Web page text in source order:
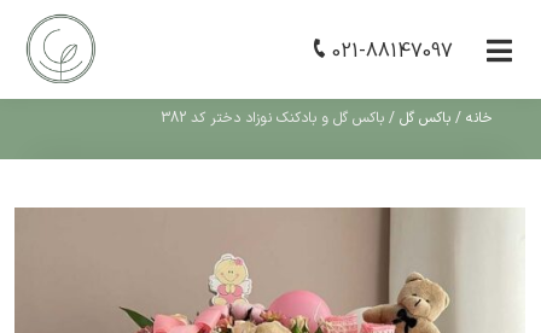
021-88147097
خانه / باکس گل / باکس گل و بادکنک نوزاد دختر کد 382